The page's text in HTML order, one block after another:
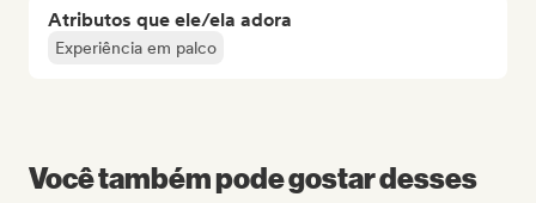
Atributos que ele/ela adora
Experiência em palco
Você também pode gostar desses